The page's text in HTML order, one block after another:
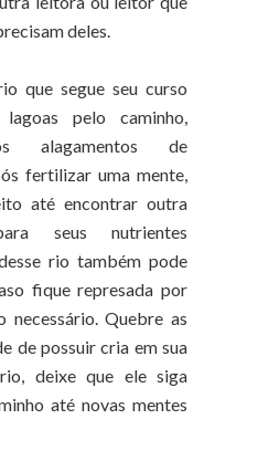
deles.
que segue seu curso
lagoas pelo caminho,
alagamentos de
fertilizar uma mente,
até encontrar outra
seus nutrientes
rio também pode
fique represada por
Quebre as
de possuir cria em sua
deixe que ele siga
até novas mentes